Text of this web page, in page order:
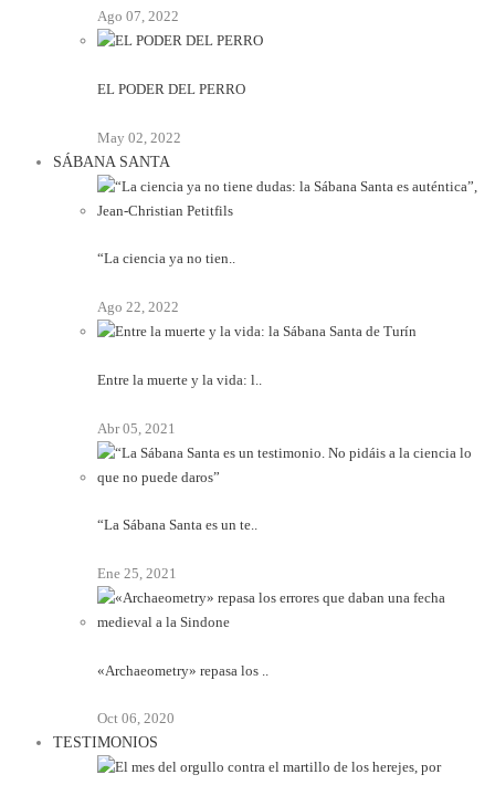
Ago 07, 2022
EL PODER DEL PERRO
May 02, 2022
SÁBANA SANTA
“La ciencia ya no tien..
Ago 22, 2022
Entre la muerte y la vida: l..
Abr 05, 2021
“La Sábana Santa es un te..
Ene 25, 2021
«Archaeometry» repasa los ..
Oct 06, 2020
TESTIMONIOS